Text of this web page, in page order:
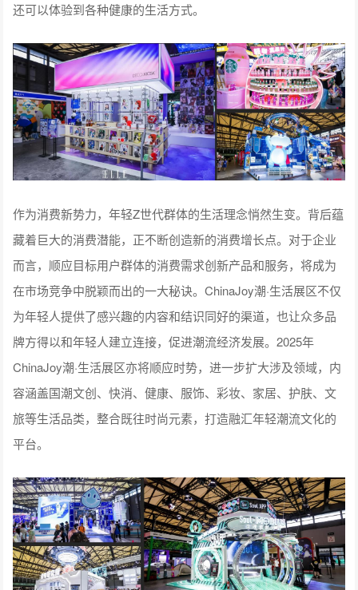
还可以体验到各种健康的生活方式。
作为消费新势力，年轻Z世代群体的生活理念悄然生变。背后蕴
藏着巨大的消费潜能，正不断创造新的消费增长点。对于企业
而言，顺应目标用户群体的消费需求创新产品和服务，将成为
在市场竞争中脱颖而出的一大秘诀。ChinaJoy潮·生活展区不仅
为年轻人提供了感兴趣的内容和结识同好的渠道，也让众多品
牌方得以和年轻人建立连接，促进潮流经济发展。2025年
ChinaJoy潮·生活展区亦将顺应时势，进一步扩大涉及领域，内
容涵盖国潮文创、快消、健康、服饰、彩妆、家居、护肤、文
旅等生活品类，整合既往时尚元素，打造融汇年轻潮流文化的
平台。